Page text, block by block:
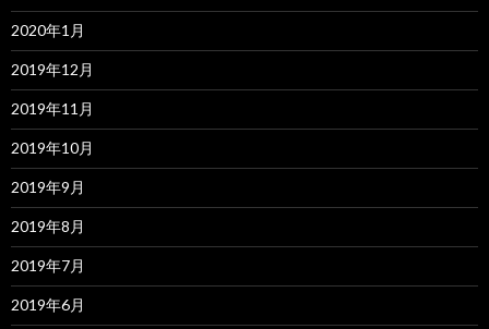
2020年1月
2019年12月
2019年11月
2019年10月
2019年9月
2019年8月
2019年7月
2019年6月